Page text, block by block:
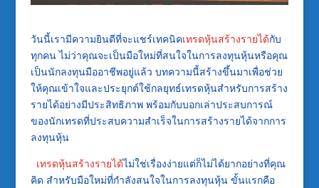
วันนี้เรามีความยินดีที่จะแชร์เทคนิคเทรดหุ้นสร้างรายได้กับ
ทุกคน ไม่ว่าคุณจะเป็นมือใหม่ที่สนใจในการลงทุนหุ้นหรือคุณ
เป็นนักลงทุนมืออาชีพอยู่แล้ว บทความนี้สร้างขึ้นมาเพื่อช่วย
ให้คุณเข้าใจและประยุกต์ใช้กลยุทธ์เทรดหุ้นสำหรับการสร้าง
รายได้อย่างมีประสิทธิภาพ พร้อมกับบอกเล่าประสบการณ์
ของนักเทรดที่ประสบความสำเร็จในการสร้างรายได้จากการ
ลงทุนหุ้น
เทรดหุ้นสร้างรายได้ไม่ใช่เรื่องง่ายแต่ก็ไม่ได้ยากอย่างที่คุณ
คิด สำหรับมือใหม่ที่กำลังสนใจในการลงทุนหุ้น ขั้นแรกคือ